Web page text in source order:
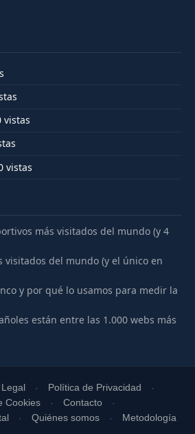
vistas
vistas
más visitados del mundo (y 4
visitados del mundo (y el único en
y por qué lo usamos para medir la
están entre las 1.000 webs más
Política de Privacidad
Cookies
Contacto
Quiénes somos Metodología